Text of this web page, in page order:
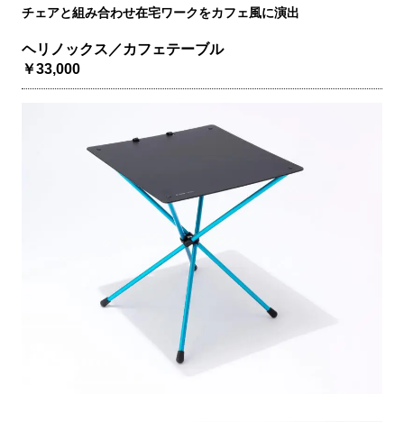
チェアと組み合わせ在宅ワークをカフェ風に演出
ヘリノックス／カフェテーブル
￥33,000